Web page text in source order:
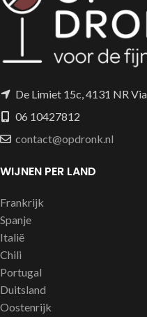
De Limiet 15c, 4131 NR
06 10427812
contact@opdronk.nl
WIJNEN PER LAND
Frankrijk
Spanje
Italië
Chili
Portugal
Duitsland
Oostenrijk